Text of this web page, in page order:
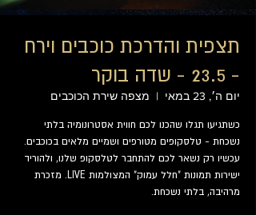
תצפית והדרכת כוכבים וירח
- 23.5 - שדה בוקר
יום ה׳, 23 במאי
  |
מצפה שירת הכוכבים
כשתגיעו תגלו שהכנו לכם חווית אסטרונומיה בלתי
נשכחת - טלסקופים מטורפים ושמיים מלאים בכוכבים.
עכשיו רק נשאר לכם להתחבר לטלסקופ שלנו, ולהוריד
ישירות תמונות "חלל עמוק" המצולמות LIVE. מזכרת
מרהיבה, בלתי נשכחת.